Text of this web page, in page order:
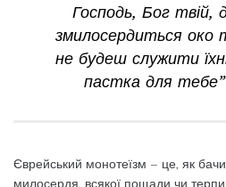
Господь, Бог твій,
змилосердиться око
не будеш служити
пастка для
Єврейський монотеїзм – це, як
милосердя, всякої пощади чи